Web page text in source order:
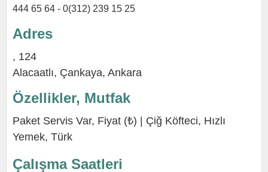
444 65 64 - 0(312) 239 15 25
Adres
, 124
Alacaatlı, Çankaya, Ankara
Özellikler, Mutfak
Paket Servis Var, Fiyat (₺) | Çiğ Köfteci, Hızlı
Yemek, Türk
Çalışma Saatleri